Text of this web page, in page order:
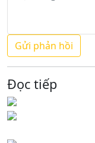
Đọc tiếp